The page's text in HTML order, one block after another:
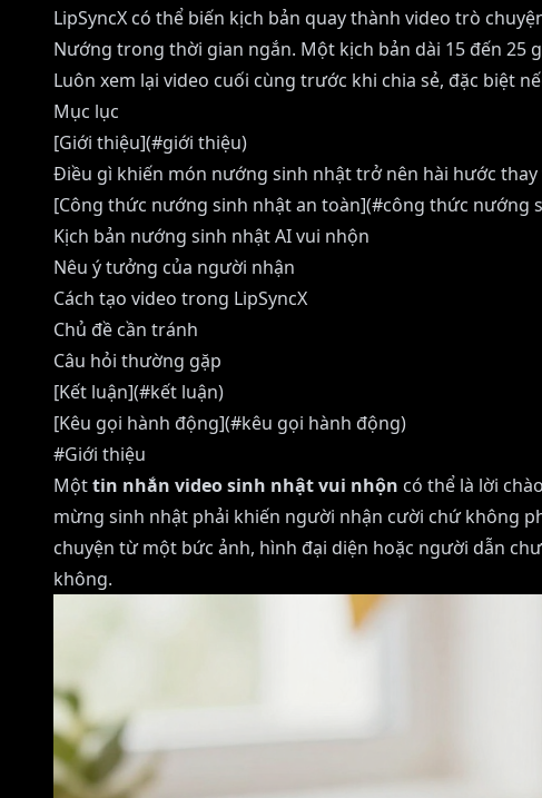
LipSyncX có thể biến kịch bản quay thành video trò
Nướng trong thời gian ngắn. Một kịch bản dài 15 đến 25
Luôn xem lại video cuối cùng trước khi chia sẻ, đặc biệt
Mục lục
[Giới thiệu](#giới thiệu)
Điều gì khiến món nướng sinh nhật trở nên hài hước thay
[Công thức nướng sinh nhật an toàn](#công thức nướng
Kịch bản nướng sinh nhật AI vui nhộn
Nêu ý tưởng của người nhận
Cách tạo video trong LipSyncX
Chủ đề cần tránh
Câu hỏi thường gặp
[Kết luận](#kết luận)
[Kêu gọi hành động](#kêu gọi hành động)
#Giới thiệu
Mộttin nhắn video sinh nhật vui nhộn có thể là lời
mừng sinh nhật phải khiến người nhận cười chứ không
chuyện từ một bức ảnh, hình đại diện hoặc người dẫn
không.